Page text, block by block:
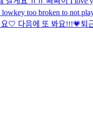
too broken to not
🤍 다음에 또 봐요!!!💗퇴